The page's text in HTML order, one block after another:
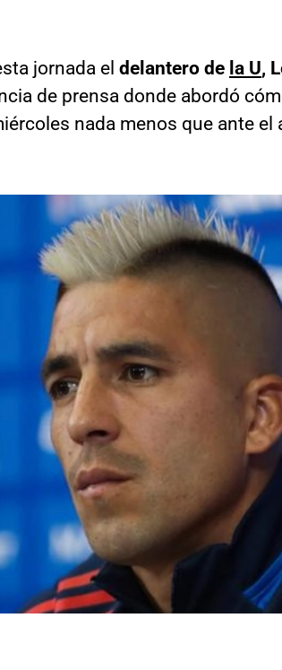
jornada el delantero de la U,
de prensa donde abordó
nada menos que ante el